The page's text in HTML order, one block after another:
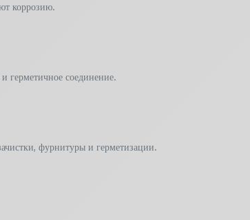
коррозию.
герметичное соединение.
фурнитуры и герметизации.